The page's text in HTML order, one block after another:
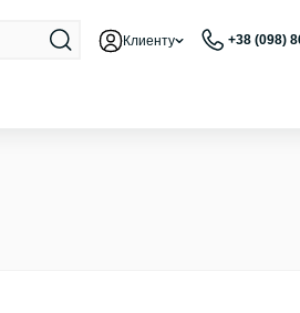
Клиенту +38 (098)